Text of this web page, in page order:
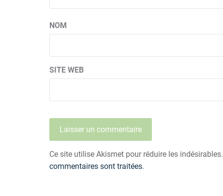
NOM
SITE WEB
Ce site utilise Akismet pour réduire les indésirables.
commentaires sont traitées.